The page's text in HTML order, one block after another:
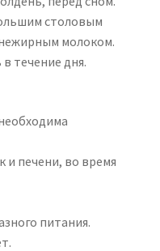
столовым
молоком.
течение дня.
и печени, во время
питания.